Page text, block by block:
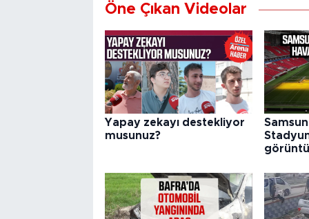
Öne Çıkan Videolar
Yapay zekayı destekliyor
musunuz?
Samsun